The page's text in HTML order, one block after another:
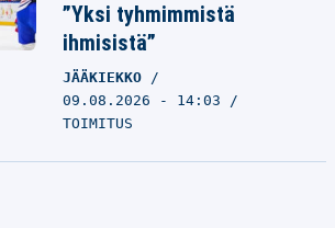
”Yksi tyhmimmistä
ihmisistä”
JÄÄKIEKKO
09.08.2026 - 14:03
TOIMITUS